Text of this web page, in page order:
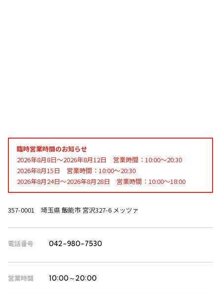
臨時営業時間のお知らせ
2026年8月8日～2026年8月12日 営業時間：10:00～20:30
2026年8月15日 営業時間：10:00～20:30
2026年8月24日～2026年8月28日 営業時間：10:00～18:00
357-0001 埼玉県 飯能市 宮沢327-6 メッツァ
電話番号 042-980-7530
営業時間 10:00～20:00